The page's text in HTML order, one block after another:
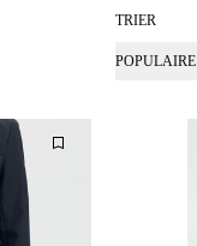
TRIER
POPULAIRE